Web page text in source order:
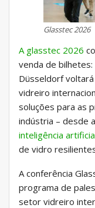
Glasstec 2026
A glasstec 2026
venda de
Düsseldorf
vidreiro
soluções para as
indústria – desde
inteligência
de vidro
A conferência
programa de
setor vidreiro